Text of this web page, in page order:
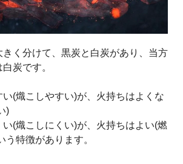
きく分けて、黒炭と白炭があり、当方
炭です。
(熾こしやすい)が、火持ちはよくな
)
(熾こしにくい)が、火持ちはよい(燃
う特徴があります。